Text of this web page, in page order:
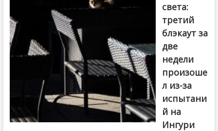
света:
третий
блэкаут за
две
недели
произоше
л из-за
испытани
й на
Ингури